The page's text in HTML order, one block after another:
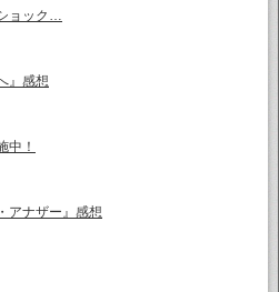
ョック…
』感想
中！
アナザー』感想